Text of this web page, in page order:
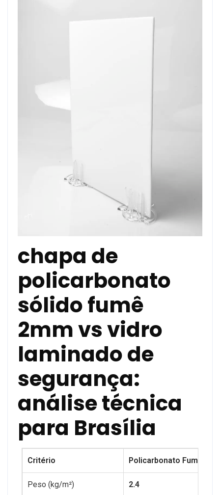
chapa de
policarbonato
sólido fumê
2mm vs vidro
laminado de
segurança:
análise técnica
para Brasília
Critério Policarbonato Fumê
Peso (kg/m²) 2.4